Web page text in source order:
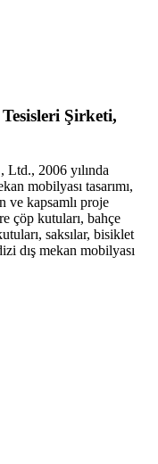
Şirketi,
2006 yılında
mobilyası tasarımı,
ve kapsamlı proje
çöp kutuları, bahçe
saksılar, bisiklet
dış mekan mobilyası